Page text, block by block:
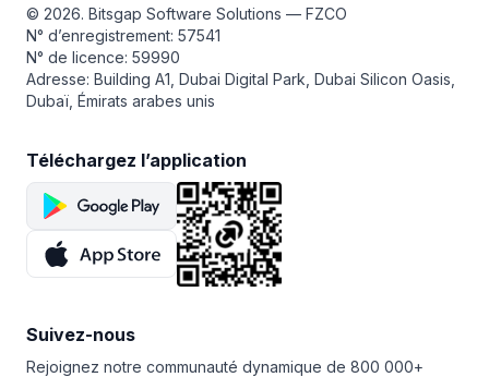
Il s’agit d’un trading automatisé, repensé pour un succès
à long terme.
souhaitent développer leur portfolio. Grâce
à sa capacité de gain dans la double monnaie,
au réinvestissement automatique et à l’adaptation
intelligente du marché, le Bot LOOP garantit que vos
profits sont maximisés pendant que vous gardez
se concentrent sur le succès à long terme.
© 2026. Bitsgap Software Solutions — FZCO
N° d’enregistrement: 57541
N° de licence: 59990
Adresse: Building A1, Dubai Digital Park, Dubai Silicon Oasis,
Dubaï, Émirats arabes unis
Téléchargez l’application
Suivez-nous
Rejoignez notre communauté dynamique de 800 000+